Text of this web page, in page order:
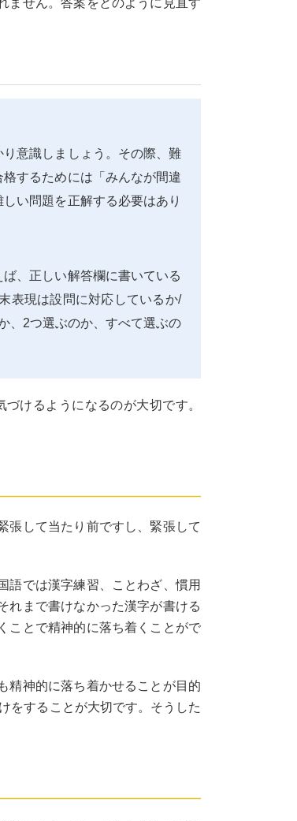
ません。答案をどのように見直す
意識しましょう。その際、難
するためには「みんなが間違
い問題を正解する必要はあり
、正しい解答欄に書いている
表現は設問に対応しているか/
、2つ選ぶのか、すべて選ぶの
けるようになるのが大切です。
張して当たり前ですし、緊張して
語では漢字練習、ことわざ、慣用
れまで書けなかった漢字が書ける
ことで精神的に落ち着くことがで
精神的に落ち着かせることが目的
をすることが大切です。そうした